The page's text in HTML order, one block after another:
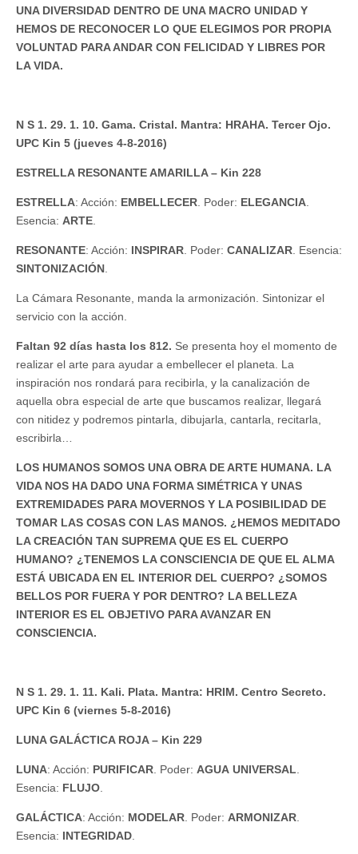
UNA DIVERSIDAD DENTRO DE UNA MACRO UNIDAD Y
HEMOS DE RECONOCER LO QUE ELEGIMOS POR PROPIA
VOLUNTAD PARA ANDAR CON FELICIDAD Y LIBRES POR
LA VIDA.
N S 1. 29. 1. 10. Gama. Cristal. Mantra: HRAHA. Tercer Ojo.
UPC Kin 5 (jueves 4-8-2016)
ESTRELLA RESONANTE AMARILLA – Kin 228
ESTRELLA: Acción: EMBELLECER. Poder: ELEGANCIA.
Esencia: ARTE.
RESONANTE: Acción: INSPIRAR. Poder: CANALIZAR. Esencia:
SINTONIZACIÓN.
La Cámara Resonante, manda la armonización. Sintonizar el
servicio con la acción.
Faltan 92 días hasta los 812. Se presenta hoy el momento de
realizar el arte para ayudar a embellecer el planeta. La
inspiración nos rondará para recibirla, y la canalización de
aquella obra especial de arte que buscamos realizar, llegará
con nitidez y podremos pintarla, dibujarla, cantarla, recitarla,
escribirla…
LOS HUMANOS SOMOS UNA OBRA DE ARTE HUMANA. LA
VIDA NOS HA DADO UNA FORMA SIMÉTRICA Y UNAS
EXTREMIDADES PARA MOVERNOS Y LA POSIBILIDAD DE
TOMAR LAS COSAS CON LAS MANOS. ¿HEMOS MEDITADO
LA CREACIÓN TAN SUPREMA QUE ES EL CUERPO
HUMANO? ¿TENEMOS LA CONSCIENCIA DE QUE EL ALMA
ESTÁ UBICADA EN EL INTERIOR DEL CUERPO? ¿SOMOS
BELLOS POR FUERA Y POR DENTRO? LA BELLEZA
INTERIOR ES EL OBJETIVO PARA AVANZAR EN
CONSCIENCIA.
N S 1. 29. 1. 11. Kali. Plata. Mantra: HRIM. Centro Secreto.
UPC Kin 6 (viernes 5-8-2016)
LUNA GALÁCTICA ROJA – Kin 229
LUNA: Acción: PURIFICAR. Poder: AGUA UNIVERSAL.
Esencia: FLUJO.
GALÁCTICA: Acción: MODELAR. Poder: ARMONIZAR.
Esencia: INTEGRIDAD.